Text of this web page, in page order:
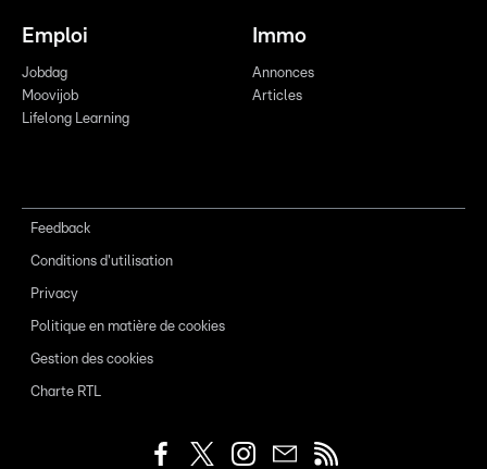
Emploi
Jobdag
Moovijob
Lifelong Learning
Immo
Annonces
Articles
Feedback
Conditions d'utilisation
Privacy
Politique en matière de cookies
Gestion des cookies
Charte RTL